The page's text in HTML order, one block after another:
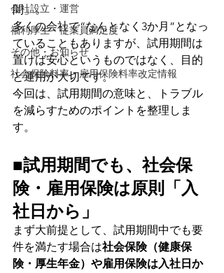
会社設立・運営
福利厚生・従業員満足度
その他・お知らせ
社会保険料率・雇用保険料率改定情報
間」。
多くの会社で“なんとなく3か月”となっ
ていることもありますが、試用期間は
置けば安心というものではなく、目的
と運用が大切です。
今回は、試用期間の意味と、トラブル
を減らすためのポイントを整理しま
す。
■試用期間でも、社会保
険・雇用保険は原則「入
社日から」
まず大前提として、試用期間中でも要
件を満たす場合は社会保険（健康保
険・厚生年金）や雇用保険は入社日か